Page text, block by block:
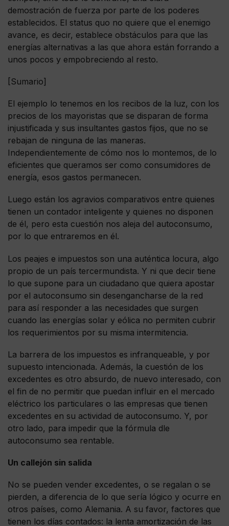
demostración de fuerza por parte de los poderes
establecidos. El status quo no quiere que el enemigo
avance, es decir, establece obstáculos para que las
energías alternativas a las que ahora están forrando a
unos pocos y empobreciendo al resto.
[Sumario]
El ejemplo lo tenemos en los recibos de la luz, con los
precios de los mayoristas que se disparan de forma
injustificada y sus insultantes gastos fijos, que no se
rebajan de ninguna de las maneras.
Independientemente de cómo nos lo montemos, de lo
eficientes que queramos ser como consumidores de
energía, esos gastos permanecen.
Luego están los agravios comparativos entre quienes
tienen un contador inteligente y quienes no disponen
de él, pero esta cuestión nos aleja del autoconsumo,
por lo que entraremos en él.
Los peajes e impuestos son una auténtica locura, algo
propio de un país tercermundista. Y ni que decir tiene
lo que supone para un ciudadano que quiera apostar
por el autoconsumo sin desengancharse de la red
para así responder a las necesidades que surgen
cuando las energías solar y eólica no permiten cubrir
los requerimientos por su misma intermitencia.
La barrera de los impuestos es infranqueable, y por
supuesto intencionada. Además, la cuestión de los
excedentes es otro absurdo, de nuevo interesado, con
el fin de no permitir que puedan influir en el mercado
eléctrico los particulares o las empresas que tienen
excedentes en su actividad de autoconsumo. Y, por
otro lado, para impedir que la fórmula dle
autoconsumo sea rentable.
Un callejón sin salida
No se pueden vender excedentes, o se regalan o se
pierden, a diferencia de lo que sería lógico y ocurre en
otros países, como Alemania. A su favor, factores que
tienen los días contados: la lenta amortización de las